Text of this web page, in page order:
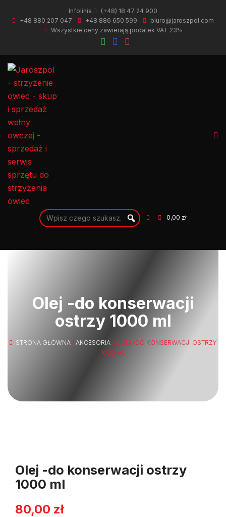
Infolinia
(+48) 18 47 24 900
+48 880 207 047
+48 886 650 599
biuro@jaroszpol.com
Wszystkie ceny zawierają podatek VAT 23%
0,00 zł
Olej -do konserwacji
ostrzy 1000 ml
STRONA GŁÓWNA / AKCESORIA / OLEJ -DO KONSERWACJI OSTRZY
1000 ML
Olej -do konserwacji ostrzy
1000 ml
80,00 zł